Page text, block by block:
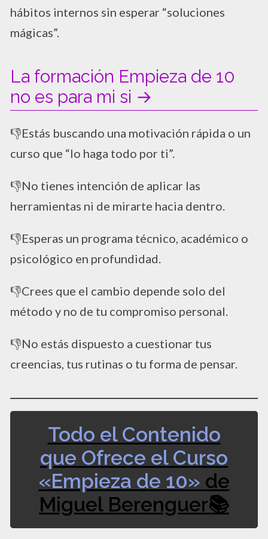
hábitos internos sin esperar “soluciones
mágicas”.
La formación Empieza de 10
no es para mi si →
​👎Estás buscando una motivación rápida o un
curso que “lo haga todo por ti”.
​👎No tienes intención de aplicar las
herramientas ni de mirarte hacia dentro.
​👎Esperas un programa técnico, académico o
psicológico en profundidad.
​👎Crees que el cambio depende solo del
método y no de tu compromiso personal.
​👎No estás dispuesto a cuestionar tus
creencias, tus rutinas o tu forma de pensar.
Todo el Contenido
que Ofrece el Curso
«Empieza de 10» de
Miguel Berenguer📚